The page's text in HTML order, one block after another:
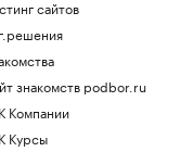
сайтов
знакомств podbor.ru
Компании
Курсы